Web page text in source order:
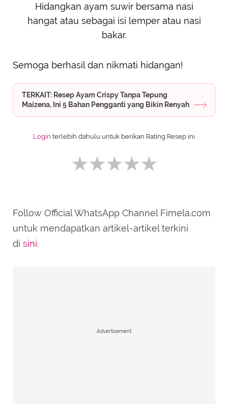
Hidangkan ayam suwir bersama nasi
hangat atau sebagai isi lemper atau nasi
bakar.
Semoga berhasil dan nikmati hidangan!
TERKAIT: Resep Ayam Crispy Tanpa Tepung
Maizena, Ini 5 Bahan Pengganti yang Bikin Renyah
Login terlebih dahulu untuk berikan Rating Resep ini
SUBMIT REVIEW
Follow Official WhatsApp Channel Fimela.com
untuk mendapatkan artikel-artikel terkini
di sini.
Advertisement